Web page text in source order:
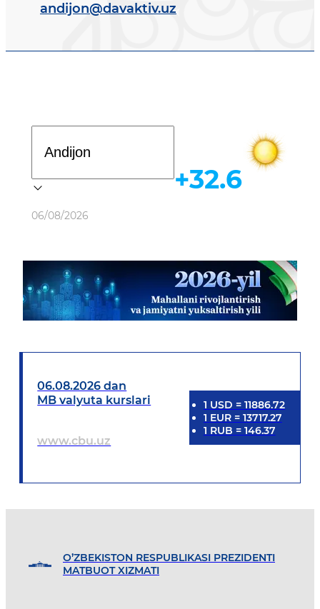
andijon@davaktiv.uz
Ob-havo
06/08/2026
+32.6
06.08.2026 dan
MB valyuta kurslari
www.cbu.uz
1 USD = 11886.72
1 EUR= 13717.27
1 RUB = 146.37
O’ZBEKISTON RESPUBLIKASI PREZIDENTI
MATBUOT XIZMATI